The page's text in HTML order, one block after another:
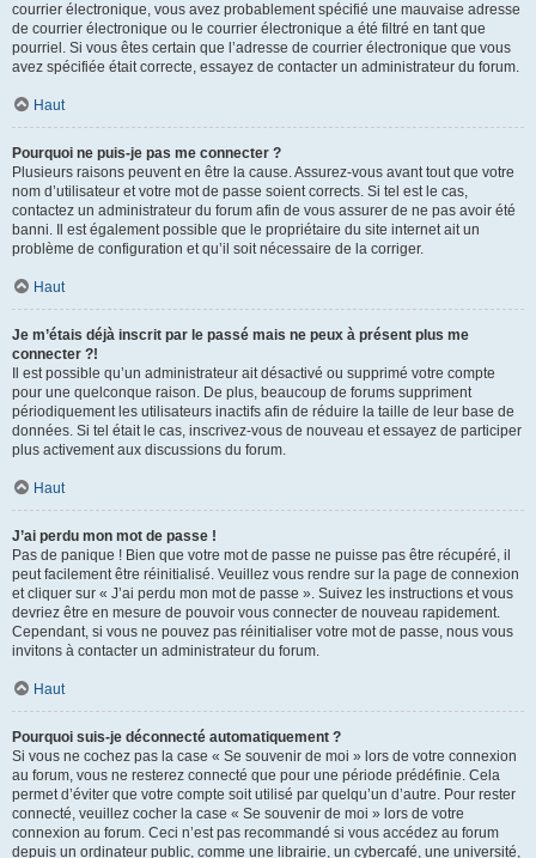
courrier électronique, vous avez probablement spécifié une mauvaise adresse
de courrier électronique ou le courrier électronique a été filtré en tant que
pourriel. Si vous êtes certain que l’adresse de courrier électronique que vous
avez spécifiée était correcte, essayez de contacter un administrateur du forum.
Haut
Pourquoi ne puis-je pas me connecter ?
Plusieurs raisons peuvent en être la cause. Assurez-vous avant tout que votre
nom d’utilisateur et votre mot de passe soient corrects. Si tel est le cas,
contactez un administrateur du forum afin de vous assurer de ne pas avoir été
banni. Il est également possible que le propriétaire du site internet ait un
problème de configuration et qu’il soit nécessaire de la corriger.
Haut
Je m’étais déjà inscrit par le passé mais ne peux à présent plus me
connecter ?!
Il est possible qu’un administrateur ait désactivé ou supprimé votre compte
pour une quelconque raison. De plus, beaucoup de forums suppriment
périodiquement les utilisateurs inactifs afin de réduire la taille de leur base de
données. Si tel était le cas, inscrivez-vous de nouveau et essayez de participer
plus activement aux discussions du forum.
Haut
J’ai perdu mon mot de passe !
Pas de panique ! Bien que votre mot de passe ne puisse pas être récupéré, il
peut facilement être réinitialisé. Veuillez vous rendre sur la page de connexion
et cliquer sur « J’ai perdu mon mot de passe ». Suivez les instructions et vous
devriez être en mesure de pouvoir vous connecter de nouveau rapidement.
Cependant, si vous ne pouvez pas réinitialiser votre mot de passe, nous vous
invitons à contacter un administrateur du forum.
Haut
Pourquoi suis-je déconnecté automatiquement ?
Si vous ne cochez pas la case « Se souvenir de moi » lors de votre connexion
au forum, vous ne resterez connecté que pour une période prédéfinie. Cela
permet d’éviter que votre compte soit utilisé par quelqu’un d’autre. Pour rester
connecté, veuillez cocher la case « Se souvenir de moi » lors de votre
connexion au forum. Ceci n’est pas recommandé si vous accédez au forum
depuis un ordinateur public, comme une librairie, un cybercafé, une université,